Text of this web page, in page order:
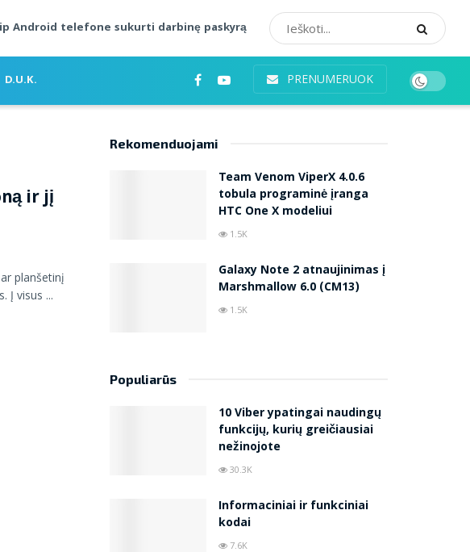
Android telefone sukurti darbinę paskyrą
D.U.K. PRENUMERUOK
ir jį
planšetinį
Į visus ...
Rekomenduojami
Team Venom ViperX 4.0.6
tobula programinė įranga
HTC One X modeliui
1.5K
Galaxy Note 2 atnaujinimas į
Marshmallow 6.0 (CM13)
1.5K
Populiarūs
10 Viber ypatingai naudingų
funkcijų, kurių greičiausiai
nežinojote
30.3K
Informaciniai ir funkciniai
kodai
7.6K